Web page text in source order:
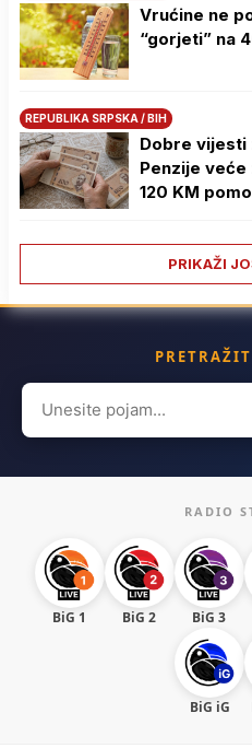
Vrućine ne
“gorjeti” na
REPUBLIKA SRPSKA / BIH
Dobre vijesti
Penzije
120 KM
PRIKAŽI
Search
for:
RADIO
BiG 1 BiG 2 BiG 3
BiG iG